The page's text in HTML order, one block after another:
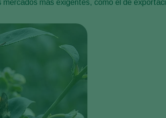
más exigentes, como el de